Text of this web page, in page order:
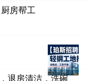
房帮工
退房清洁，洗碗